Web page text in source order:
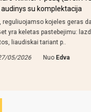
geras dalykas,
lazdos
p..
Edva